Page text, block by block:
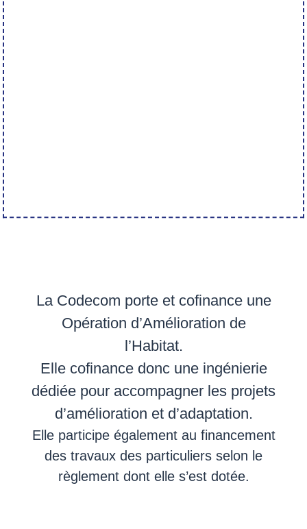
La Codecom porte et cofinance une
Opération d’Amélioration de
l’Habitat.
Elle cofinance donc une ingénierie
dédiée pour accompagner les projets
d’amélioration et d’adaptation.
Elle participe également au financement
des travaux des particuliers selon le
règlement dont elle s’est dotée.